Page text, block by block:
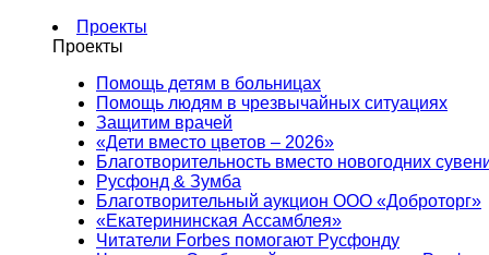
Проекты
Проекты
Помощь детям в больницах
Помощь людям в чрезвычайных ситуациях
Защитим врачей
«Дети вместо цветов – 2026»
Благотворительность вместо новогодних
Русфонд & Зумба
Благотворительный аукцион ООО «Доброторг»
«Екатерининская Ассамблея»
Читатели Forbes помогают Русфонду